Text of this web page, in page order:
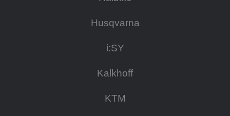
Husqvarna
i:SY
Kalkhoff
KTM